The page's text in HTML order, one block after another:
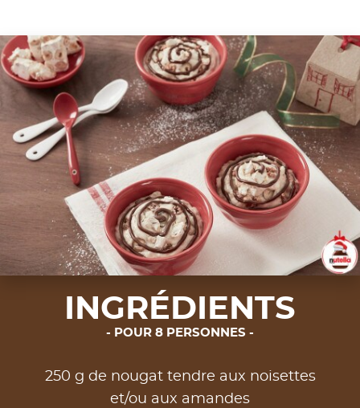
INGRÉDIENTS
POUR 8 PERSONNES
250 g de nougat tendre aux noisettes
et/ou aux amandes